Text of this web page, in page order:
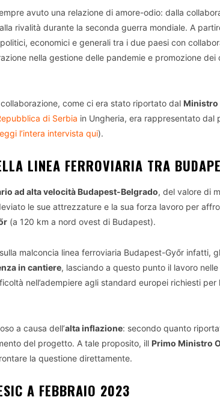
avuto una relazione di amore-odio: dalla
rivalità durante la seconda guerra mondiale. A
economici e generali tra i due paesi con
nella gestione delle pandemie e promozione dei
come ci era stato riportato dal Ministro
di Serbia in Ungheria, era rappresentato dal
l’intera intervista qui).
LINEA FERROVIARIA TRA
ad alta velocità Budapest-Belgrado, del valore di
le sue attrezzature e la sua forza lavoro per
(a 120 km a nord ovest di Budapest).
malconcia linea ferroviaria Budapest-Győr infatti,
in cantiere, lasciando a questo punto il lavoro
nell’adempiere agli standard europei richiesti per
a causa dell’alta inflazione: secondo quanto
del progetto. A tale proposito, ill Primo Ministro
la questione direttamente.
A FEBBRAIO 2023